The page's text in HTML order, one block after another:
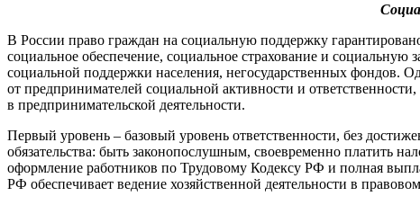
В России право граждан на социальную поддержку
социальное обеспечение, социальное страхование и
социальной поддержки населения, негосударственных фондов.
от предпринимателей социальной активности и
в предпринимательской деятельности.
Первый уровень – базовый уровень ответственности, без
обязательства: быть законопослушным, своевременно платить
оформление работников по Трудовому Кодексу РФ и полная
РФ обеспечивает ведение хозяйственной деятельности в